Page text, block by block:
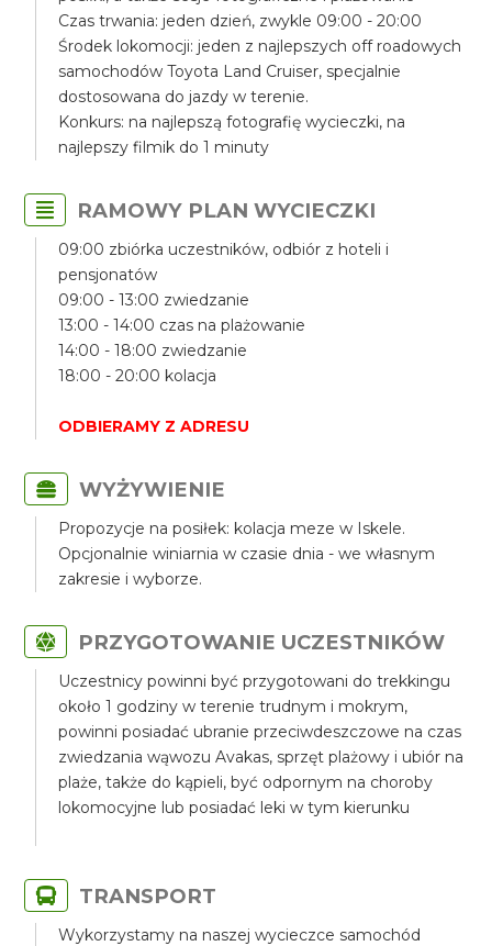
Czas trwania: jeden dzień, zwykle 09:00 - 20:00
Środek lokomocji: jeden z najlepszych off roadowych
samochodów Toyota Land Cruiser, specjalnie
dostosowana do jazdy w terenie.
Konkurs: na najlepszą fotografię wycieczki, na
najlepszy filmik do 1 minuty
RAMOWY PLAN WYCIECZKI
09:00 zbiórka uczestników, odbiór z hoteli i
pensjonatów
09:00 - 13:00 zwiedzanie
13:00 - 14:00 czas na plażowanie
14:00 - 18:00 zwiedzanie
18:00 - 20:00 kolacja
ODBIERAMY Z ADRESU
WYŻYWIENIE
Propozycje na posiłek: kolacja meze w Iskele.
Opcjonalnie winiarnia w czasie dnia - we własnym
zakresie i wyborze.
PRZYGOTOWANIE UCZESTNIKÓW
Uczestnicy powinni być przygotowani do trekkingu
około 1 godziny w terenie trudnym i mokrym,
powinni posiadać ubranie przeciwdeszczowe na czas
zwiedzania wąwozu Avakas, sprzęt plażowy i ubiór na
plaże, także do kąpieli, być odpornym na choroby
lokomocyjne lub posiadać leki w tym kierunku
TRANSPORT
Wykorzystamy na naszej wycieczce samochód